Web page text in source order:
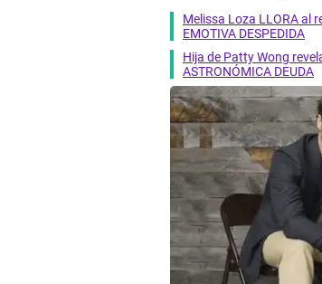
Melissa Loza LLORA al
EMOTIVA DESPEDIDA
Hija de Patty Wong
ASTRONÓMICA DEUDA